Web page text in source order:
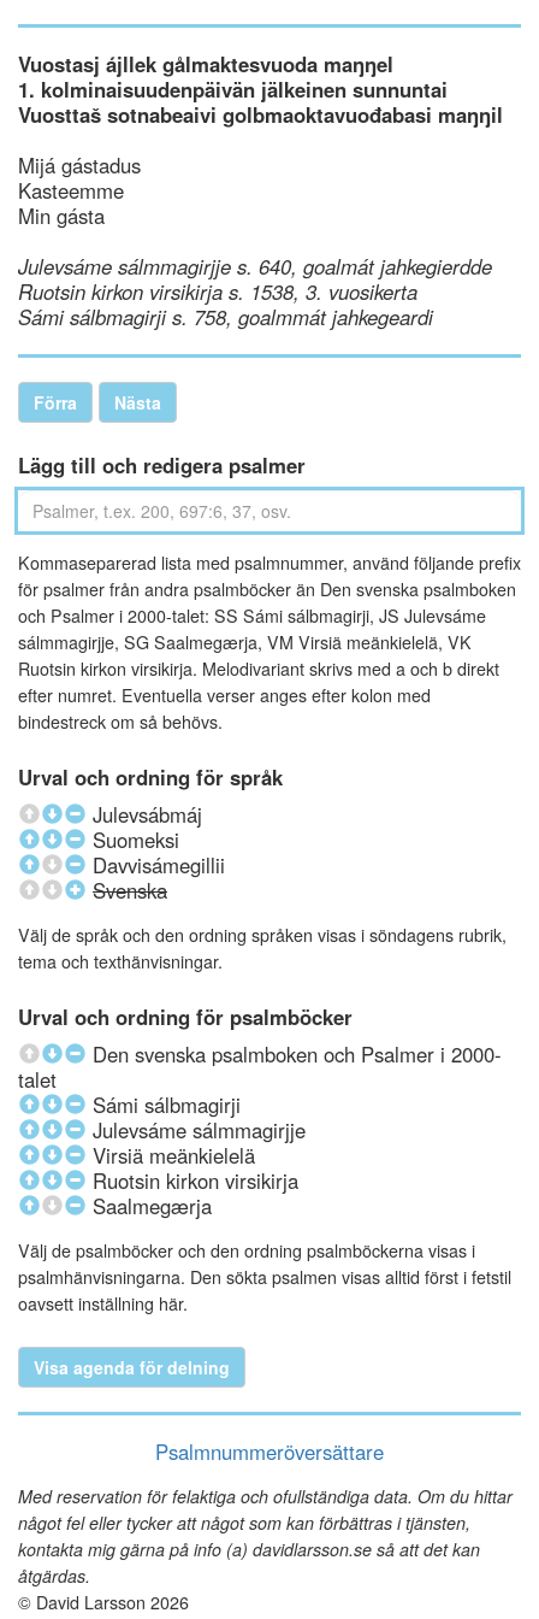
Vuostasj ájllek gålmaktesvuoda maŋŋel
1. kolminaisuudenpäivän jälkeinen sunnuntai
Vuosttaš sotnabeaivi golbmaoktavuođabasi maŋŋil
Mijá gástadus
Kasteemme
Min gásta
Julevsáme sálmmagirjje s. 640, goalmát jahkegierdde
Ruotsin kirkon virsikirja s. 1538, 3. vuosikerta
Sámi sálbmagirji s. 758, goalmmát jahkegeardi
Förra Nästa
Lägg till och redigera psalmer
Kommaseparerad lista med psalmnummer, använd följande prefix
för psalmer från andra psalmböcker än Den svenska psalmboken
och Psalmer i 2000-talet: SS Sámi sálbmagirji, JS Julevsáme
sálmmagirjje, SG Saalmegærja, VM Virsiä meänkielelä, VK
Ruotsin kirkon virsikirja. Melodivariant skrivs med a och b direkt
efter numret. Eventuella verser anges efter kolon med
bindestreck om så behövs.
Urval och ordning för språk
Julevsábmáj
Suomeksi
Davvisámegillii
Svenska
Välj de språk och den ordning språken visas i söndagens rubrik,
tema och texthänvisningar.
Urval och ordning för psalmböcker
Den svenska psalmboken och Psalmer i 2000-
talet
Sámi sálbmagirji
Julevsáme sálmmagirjje
Virsiä meänkielelä
Ruotsin kirkon virsikirja
Saalmegærja
Välj de psalmböcker och den ordning psalmböckerna visas i
psalmhänvisningarna. Den sökta psalmen visas alltid först i fetstil
oavsett inställning här.
Visa agenda för delning
Psalmnummeröversättare
Med reservation för felaktiga och ofullständiga data. Om du hittar
något fel eller tycker att något som kan förbättras i tjänsten,
kontakta mig gärna på info (a) davidlarsson.se så att det kan
åtgärdas.
© David Larsson 2026